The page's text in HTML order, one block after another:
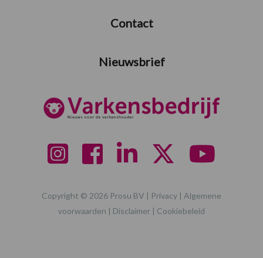
Contact
Nieuwsbrief
Copyright © 2026 Prosu BV | Privacy
Algemene
voorwaarden
Disclaimer Cookiebeleid